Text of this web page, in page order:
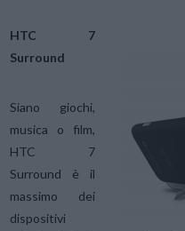
HTC 7
Surround
Siano giochi,
musica o film,
HTC 7
Surround è il
massimo dei
dispositivi